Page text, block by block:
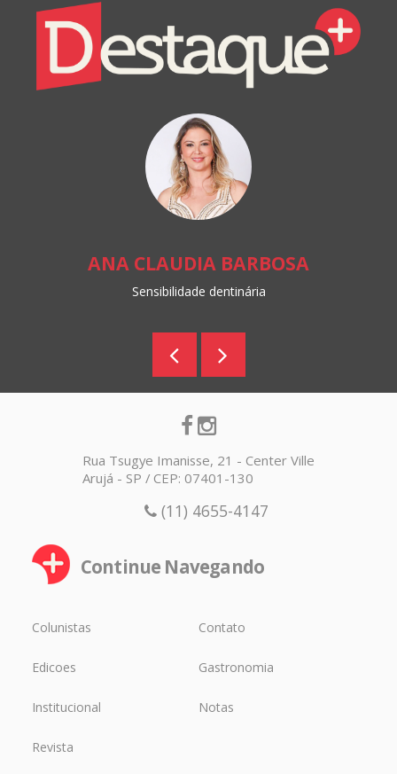
Colunistas
Destaque+
Online
ANA CLAUDIA BARBOSA
Sensibilidade dentinária
Rua Tsugye Imanisse, 21 - Center Ville
Arujá - SP / CEP: 07401-130
(11) 4655-4147
Continue Navegando
Colunistas Contato
Edicoes Gastronomia
Institucional Notas
Revista